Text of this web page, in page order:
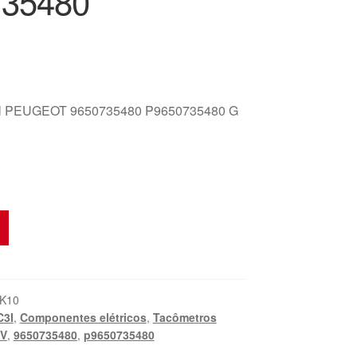
9650735480 P9650735480 G
, Componentes elétricos, Tacômetros
, 9650735480, p9650735480